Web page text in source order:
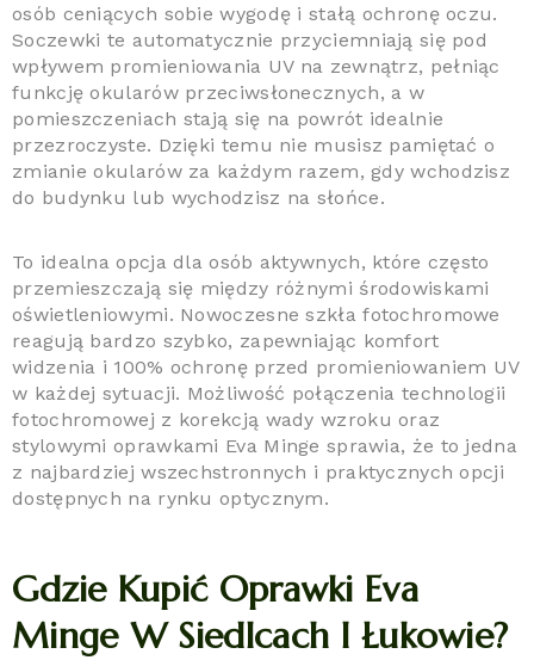
osób ceniących sobie wygodę i stałą ochronę oczu.
Soczewki te automatycznie przyciemniają się pod
wpływem promieniowania UV na zewnątrz, pełniąc
funkcję okularów przeciwsłonecznych, a w
pomieszczeniach stają się na powrót idealnie
przezroczyste. Dzięki temu nie musisz pamiętać o
zmianie okularów za każdym razem, gdy wchodzisz
do budynku lub wychodzisz na słońce.
To idealna opcja dla osób aktywnych, które często
przemieszczają się między różnymi środowiskami
oświetleniowymi. Nowoczesne szkła fotochromowe
reagują bardzo szybko, zapewniając komfort
widzenia i 100% ochronę przed promieniowaniem UV
w każdej sytuacji. Możliwość połączenia technologii
fotochromowej z korekcją wady wzroku oraz
stylowymi oprawkami Eva Minge sprawia, że to jedna
z najbardziej wszechstronnych i praktycznych opcji
dostępnych na rynku optycznym.
Gdzie Kupić Oprawki Eva
Minge W Siedlcach I Łukowie?